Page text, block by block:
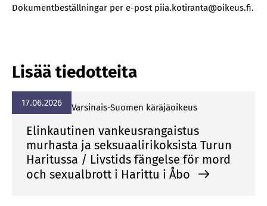
Dokumentbeställningar per e-post piia.kotiranta@oikeus.fi.
Lisää tiedotteita
17.06.2026 Var­si­nais-Suo­men kä­rä­jä­oi­keus
Elinkautinen vankeusrangaistus
murhasta ja seksuaalirikoksista Turun
Haritussa / Livstids fängelse för mord
och sexualbrott i Harittu i Åbo